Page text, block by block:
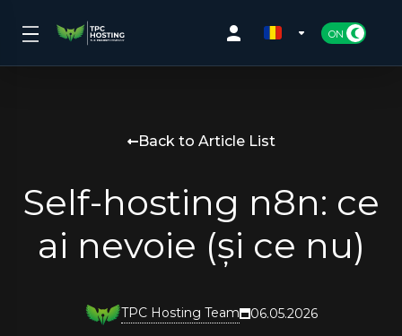
Back to Article List
Self-hosting n8n: ce
ai nevoie (și ce nu)
TPC Hosting Team 06.05.2026